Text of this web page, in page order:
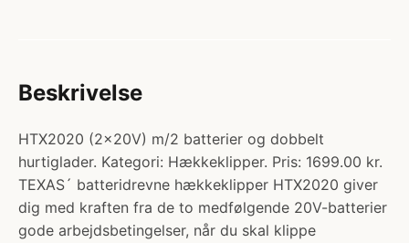
Beskrivelse
HTX2020 (2x20V) m/2 batterier og dobbelt
hurtiglader. Kategori: Hækkeklipper. Pris: 1699.00 kr.
TEXAS´ batteridrevne hækkeklipper HTX2020 giver
dig med kraften fra de to medfølgende 20V-batterier
gode arbejdsbetingelser, når du skal klippe